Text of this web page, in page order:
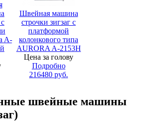
A-
Швейная машина
строчки зигзаг с
платформой
колонкового типа
AURORA A-2153H
Цена за голову
Подробно
216480 руб.
швейные машины